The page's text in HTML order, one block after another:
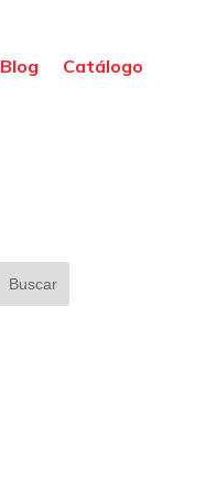
Blog Catálogo
Buscar